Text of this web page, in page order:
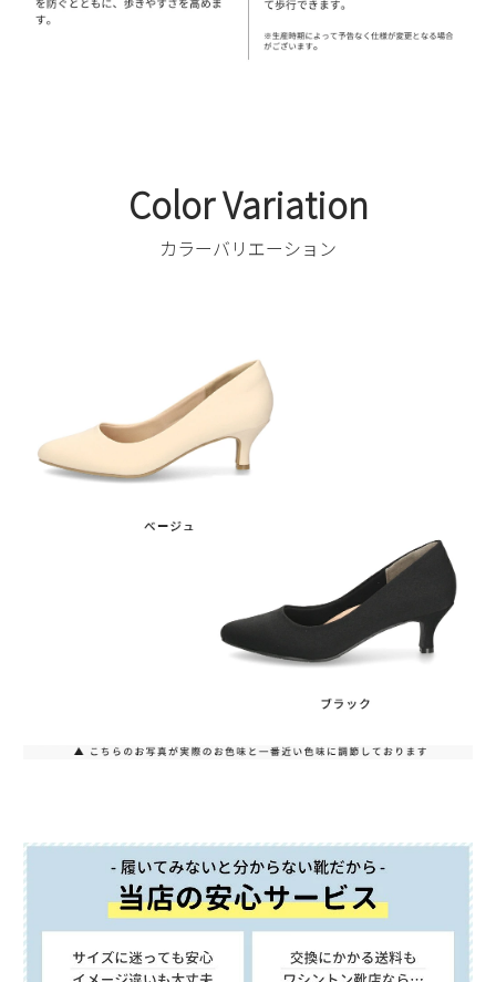
Color Variation
カラーバリエーション